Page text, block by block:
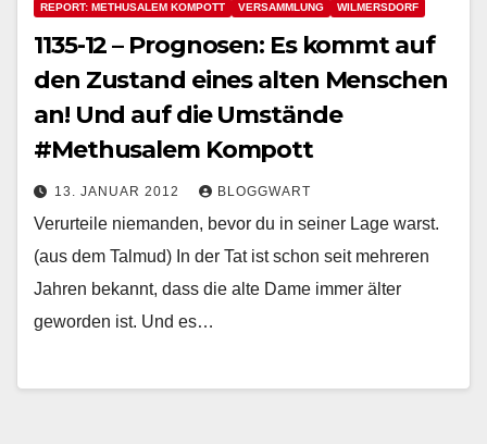
REPORT: METHUSALEM KOMPOTT
VERSAMMLUNG WILMERSDORF
1135-12 – Prognosen: Es kommt auf
den Zustand eines alten Menschen
an! Und auf die Umstände
#Methusalem Kompott
13. JANUAR 2012 BLOGGWART
Verurteile niemanden, bevor du in seiner Lage warst.
(aus dem Talmud) In der Tat ist schon seit mehreren
Jahren bekannt, dass die alte Dame immer älter
geworden ist. Und es…